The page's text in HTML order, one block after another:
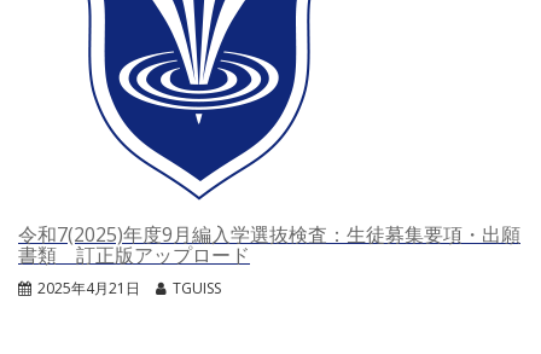
令和7(2025)年度9月編入学選抜検査：生徒募集要項・出願
書類 訂正版アップロード
2025年4月21日 TGUISS